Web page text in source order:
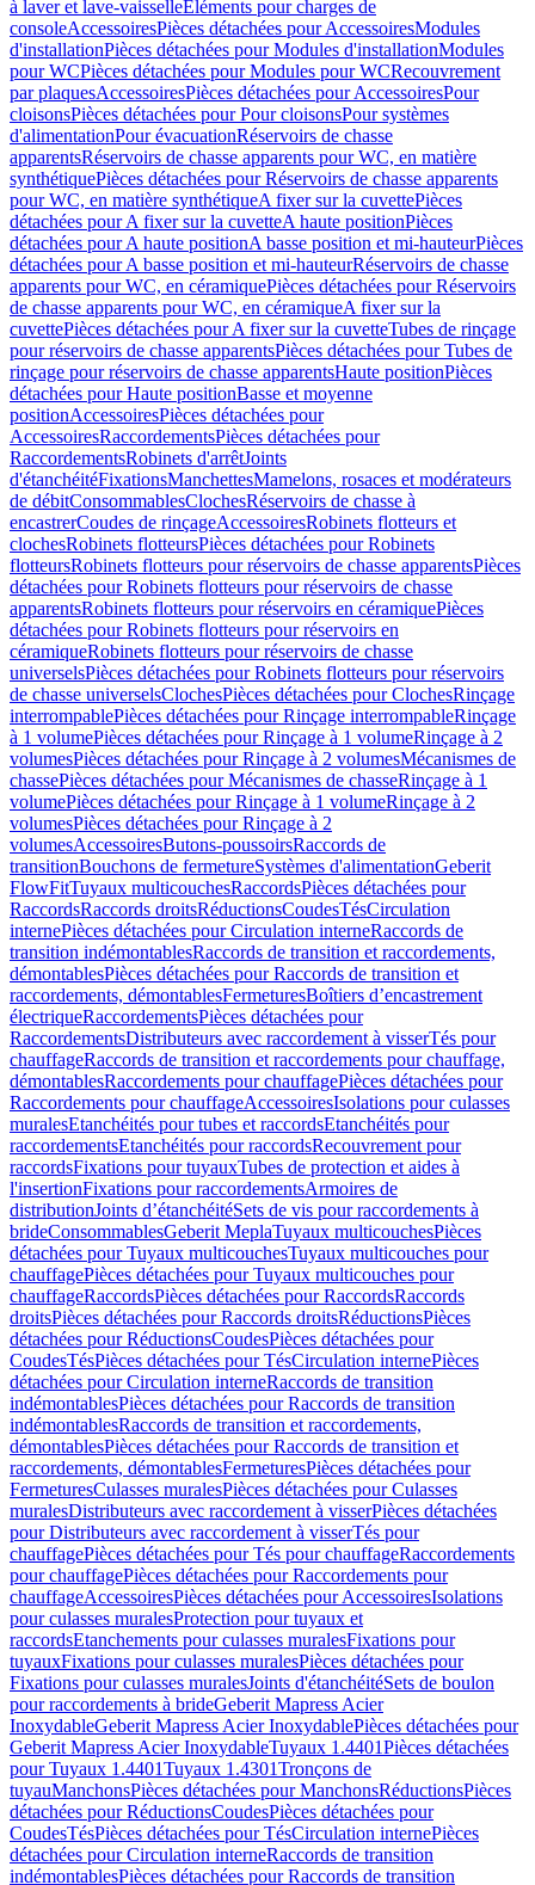
à laver et lave-vaisselleEléments pour charges de
consoleAccessoiresPièces détachées pour AccessoiresModules
d'installationPièces détachées pour Modules d'installationModules
pour WCPièces détachées pour Modules pour WCRecouvrement
par plaquesAccessoiresPièces détachées pour AccessoiresPour
cloisonsPièces détachées pour Pour cloisonsPour systèmes
d'alimentationPour évacuationRéservoirs de chasse
apparentsRéservoirs de chasse apparents pour WC, en matière
synthétiquePièces détachées pour Réservoirs de chasse apparents
pour WC, en matière synthétiqueA fixer sur la cuvettePièces
détachées pour A fixer sur la cuvetteA haute positionPièces
détachées pour A haute positionA basse position et mi-hauteurPièces
détachées pour A basse position et mi-hauteurRéservoirs de chasse
apparents pour WC, en céramiquePièces détachées pour Réservoirs
de chasse apparents pour WC, en céramiqueA fixer sur la
cuvettePièces détachées pour A fixer sur la cuvetteTubes de rinçage
pour réservoirs de chasse apparentsPièces détachées pour Tubes de
rinçage pour réservoirs de chasse apparentsHaute positionPièces
détachées pour Haute positionBasse et moyenne
positionAccessoiresPièces détachées pour
AccessoiresRaccordementsPièces détachées pour
RaccordementsRobinets d'arrêtJoints
d'étanchéitéFixationsManchettesMamelons, rosaces et modérateurs
de débitConsommablesClochesRéservoirs de chasse à
encastrerCoudes de rinçageAccessoiresRobinets flotteurs et
clochesRobinets flotteursPièces détachées pour Robinets
flotteursRobinets flotteurs pour réservoirs de chasse apparentsPièces
détachées pour Robinets flotteurs pour réservoirs de chasse
apparentsRobinets flotteurs pour réservoirs en céramiquePièces
détachées pour Robinets flotteurs pour réservoirs en
céramiqueRobinets flotteurs pour réservoirs de chasse
universelsPièces détachées pour Robinets flotteurs pour réservoirs
de chasse universelsClochesPièces détachées pour ClochesRinçage
interrompablePièces détachées pour Rinçage interrompableRinçage
à 1 volumePièces détachées pour Rinçage à 1 volumeRinçage à 2
volumesPièces détachées pour Rinçage à 2 volumesMécanismes de
chassePièces détachées pour Mécanismes de chasseRinçage à 1
volumePièces détachées pour Rinçage à 1 volumeRinçage à 2
volumesPièces détachées pour Rinçage à 2
volumesAccessoiresButons-poussoirsRaccords de
transitionBouchons de fermetureSystèmes d'alimentationGeberit
FlowFitTuyaux multicouchesRaccordsPièces détachées pour
RaccordsRaccords droitsRéductionsCoudesTésCirculation
internePièces détachées pour Circulation interneRaccords de
transition indémontablesRaccords de transition et raccordements,
démontablesPièces détachées pour Raccords de transition et
raccordements, démontablesFermeturesBoîtiers d’encastrement
électriqueRaccordementsPièces détachées pour
RaccordementsDistributeurs avec raccordement à visserTés pour
chauffageRaccords de transition et raccordements pour chauffage,
démontablesRaccordements pour chauffagePièces détachées pour
Raccordements pour chauffageAccessoiresIsolations pour culasses
muralesEtanchéités pour tubes et raccordsEtanchéités pour
raccordementsEtanchéités pour raccordsRecouvrement pour
raccordsFixations pour tuyauxTubes de protection et aides à
l'insertionFixations pour raccordementsArmoires de
distributionJoints d’étanchéitéSets de vis pour raccordements à
brideConsommablesGeberit MeplaTuyaux multicouchesPièces
détachées pour Tuyaux multicouchesTuyaux multicouches pour
chauffagePièces détachées pour Tuyaux multicouches pour
chauffageRaccordsPièces détachées pour RaccordsRaccords
droitsPièces détachées pour Raccords droitsRéductionsPièces
détachées pour RéductionsCoudesPièces détachées pour
CoudesTésPièces détachées pour TésCirculation internePièces
détachées pour Circulation interneRaccords de transition
indémontablesPièces détachées pour Raccords de transition
indémontablesRaccords de transition et raccordements,
démontablesPièces détachées pour Raccords de transition et
raccordements, démontablesFermeturesPièces détachées pour
FermeturesCulasses muralesPièces détachées pour Culasses
muralesDistributeurs avec raccordement à visserPièces détachées
pour Distributeurs avec raccordement à visserTés pour
chauffagePièces détachées pour Tés pour chauffageRaccordements
pour chauffagePièces détachées pour Raccordements pour
chauffageAccessoiresPièces détachées pour AccessoiresIsolations
pour culasses muralesProtection pour tuyaux et
raccordsEtanchements pour culasses muralesFixations pour
tuyauxFixations pour culasses muralesPièces détachées pour
Fixations pour culasses muralesJoints d'étanchéitéSets de boulon
pour raccordements à brideGeberit Mapress Acier
InoxydableGeberit Mapress Acier InoxydablePièces détachées pour
Geberit Mapress Acier InoxydableTuyaux 1.4401Pièces détachées
pour Tuyaux 1.4401Tuyaux 1.4301Tronçons de
tuyauManchonsPièces détachées pour ManchonsRéductionsPièces
détachées pour RéductionsCoudesPièces détachées pour
CoudesTésPièces détachées pour TésCirculation internePièces
détachées pour Circulation interneRaccords de transition
indémontablesPièces détachées pour Raccords de transition